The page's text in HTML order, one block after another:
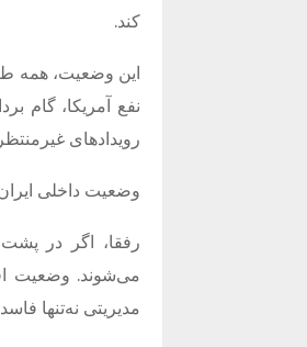
کند.
این وضعیت، همه
نفع آمریکا، گام
رویدادهای
وضعیت داخلی
رفقا، اگر در
می‌شوند. وضعیت
مدیریتی نه‌تنها